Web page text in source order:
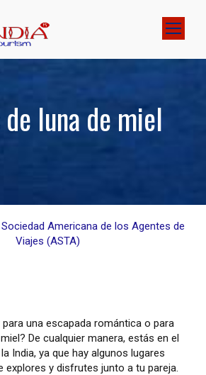
luna de miel
Americana de los Agentes de
Viajes (ASTA)
una escapada romántica o para
De cualquier manera, estás en el
India, ya que hay algunos lugares
explores y disfrutes junto a tu pareja.